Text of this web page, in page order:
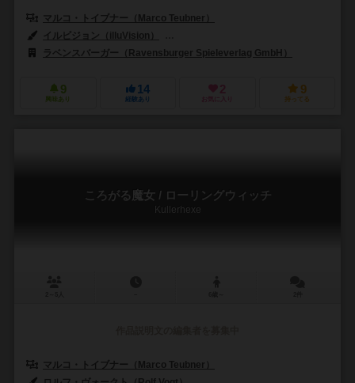
マルコ・トイブナー（Marco Teubner）
イルビジョン（illuVision）
ラベンスバーガー（Ravensburger Spieleverlag GmbH）
9
興味あり
14
経験あり
2
お気に入り
9
持ってる
ころがる魔女 / ローリングウィッチ
Kullerhexe
マルコ・トイブナー（Marco Teubner）